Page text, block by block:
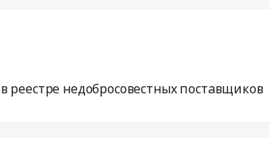
реестре недобросовестных поставщиков